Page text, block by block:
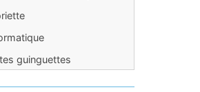
guinguettes